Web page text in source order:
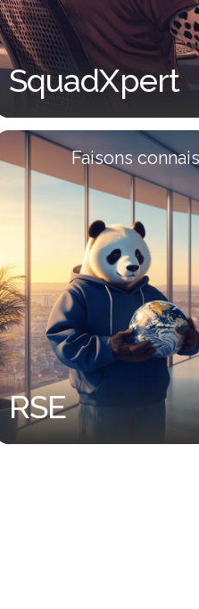
SquadXpert
SquadXpert
Faisons
RSE